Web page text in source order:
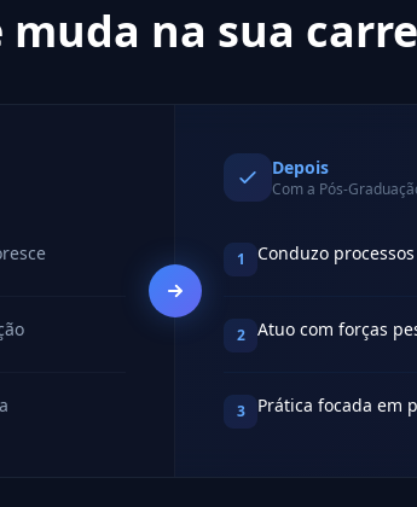
muda na sua
Depois
Com a Pós-
1 Conduzo
2 Atuo com forças
3 Prática focada em